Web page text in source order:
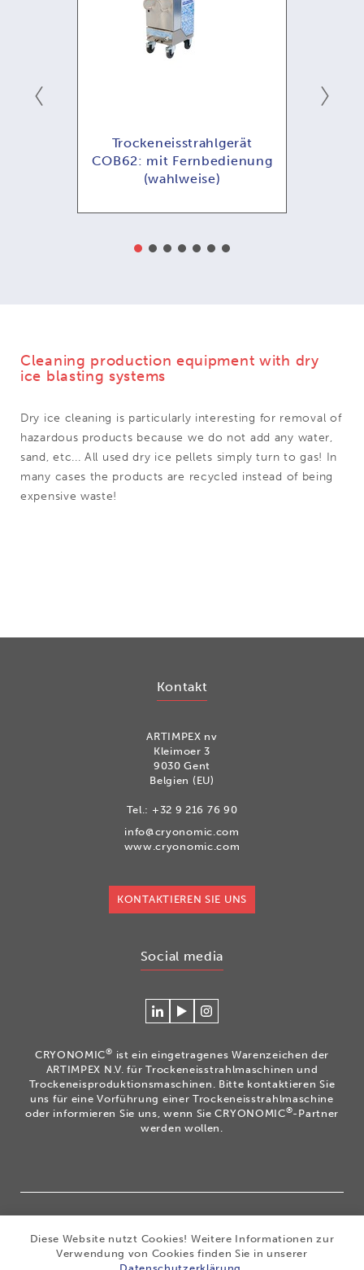
Trockeneisstrahlgerät
COB62: mit Fernbedienung
(wahlweise)
Cleaning production equipment with dry
ice blasting systems
Dry ice cleaning is particularly interesting for removal of
hazardous products because we do not add any water,
sand, etc... All used dry ice pellets simply turn to gas! In
many cases the products are recycled instead of being
expensive waste!
Kontakt
ARTIMPEX nv
Kleimoer 3
9030 Gent
Belgien (EU)
Tel.: +32 9 216 76 90
info@cryonomic.com
www.cryonomic.com
KONTAKTIEREN SIE UNS
Social media
Verlinken
sich
mit
Cryonomic
auf
Linkedin
Betrachten
unsere
Videos
auf
unserem
Cryonomic
YouTube-
Volg
Instagram
CRYONOMIC® ist ein eingetragenes Warenzeichen der
ARTIMPEX N.V. für Trockeneisstrahlmaschinen und
Trockeneisproduktionsmaschinen. Bitte kontaktieren Sie
uns für eine Vorführung einer Trockeneisstrahlmaschine
oder informieren Sie uns, wenn Sie CRYONOMIC®-Partner
werden wollen.
Warenzeichen der ARTIMPEX nv
| Datenschutz
|
Haftungsausschluss
Cookies |
Diese Website nutzt Cookies! Weitere Informationen zur
Verwendung von Cookies finden Sie in unserer